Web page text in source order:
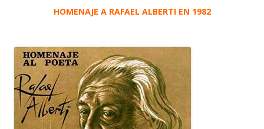
HOMENAJE A RAFAEL ALBERTI EN 1982